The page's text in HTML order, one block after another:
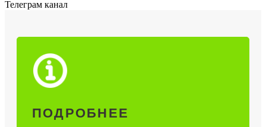
Телеграм канал
ПОДРОБНЕЕ